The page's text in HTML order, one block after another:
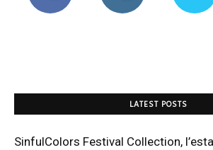
LATEST POSTS
SinfulColors Festival Collection,